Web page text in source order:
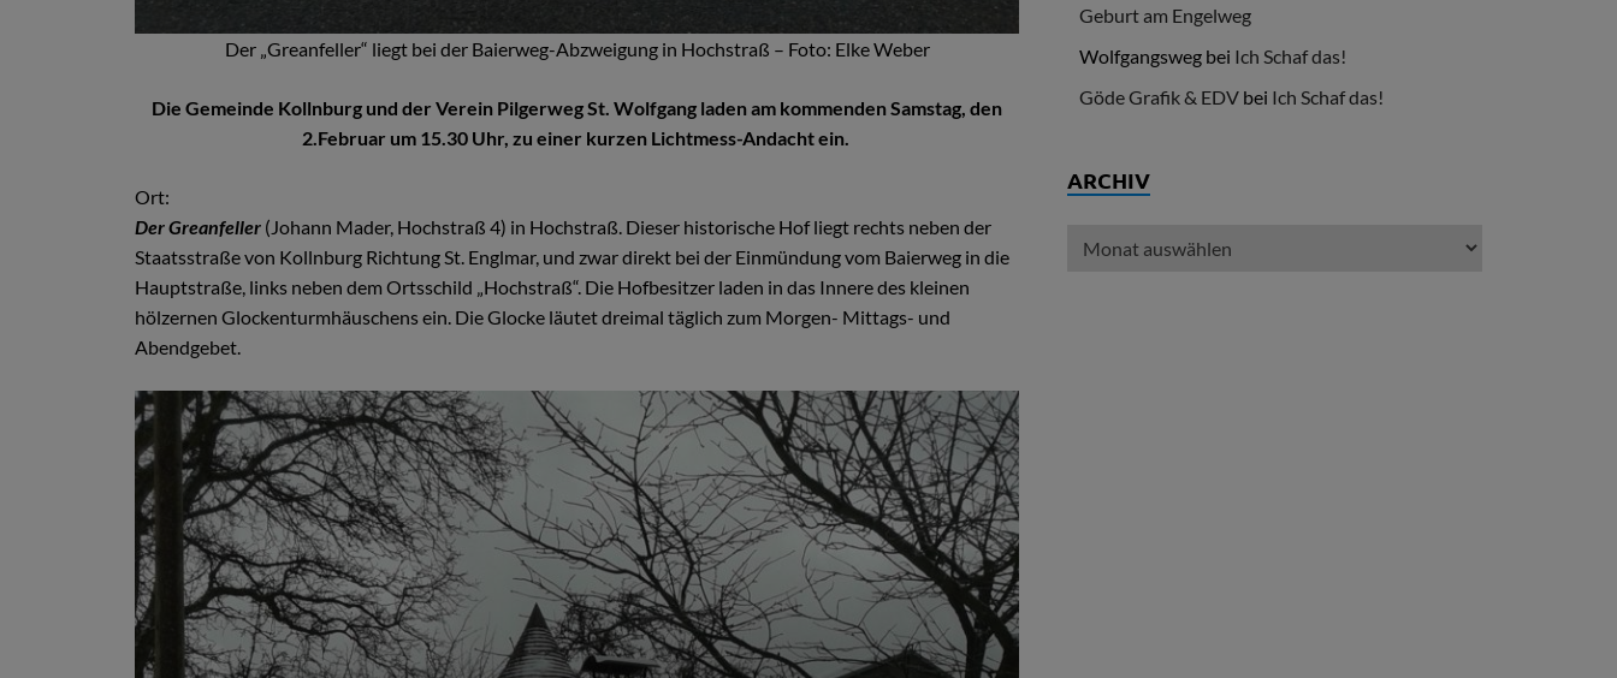
Der „Greanfeller“ liegt bei der Baierweg-Abzweigung in Hochstraß – Foto: Elke Weber
Die Gemeinde Kollnburg und der Verein Pilgerweg St. Wolfgang laden am kommenden Samstag, den
2.Februar um 15.30 Uhr, zu einer kurzen Lichtmess-Andacht ein.
Ort:
Der Greanfeller (Johann Mader, Hochstraß 4) in Hochstraß. Dieser historische Hof liegt rechts neben der
Staatsstraße von Kollnburg Richtung St. Englmar, und zwar direkt bei der Einmündung vom Baierweg in die
Hauptstraße, links neben dem Ortsschild „Hochstraß“. Die Hofbesitzer laden in das Innere des kleinen
hölzernen Glockenturmhäuschens ein. Die Glocke läutet dreimal täglich zum Morgen- Mittags- und
Abendgebet.
Geburt am Engelweg
Wolfgangsweg bei Ich Schaf das!
Göde Grafik & EDV bei Ich Schaf das!
ARCHIV